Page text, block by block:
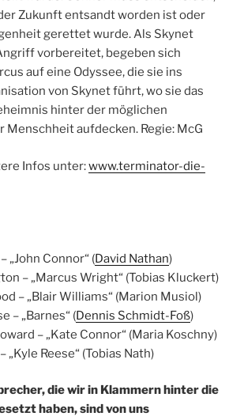
Zukunft entsandt worden ist oder
gerettet wurde.Als Skynet
vorbereitet, begeben sich
auf eine Odyssee, die sie ins
von Skynet führt, wo sie das
hinter der möglichen
Menschheit aufdecken. Regie: McG
Infos unter:www.terminator-die-
„John Connor“ (David Nathan)
– „Marcus Wright“ (Tobias Kluckert)
– „Blair Williams“ (Marion Musiol)
– „Barnes“ (Dennis Schmidt-Foß)
– „Kate Connor“ (Maria Koschny)
„Kyle Reese“ (Tobias Nath)
die wir in Klammern hinter die
haben, sind von uns